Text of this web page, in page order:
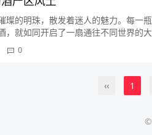
璨的明珠，散发着迷人的魅力。每一
，就如同开启了一扇通往不同世界的
、土壤、地形等自然因素...
0
‹‹ 1
©